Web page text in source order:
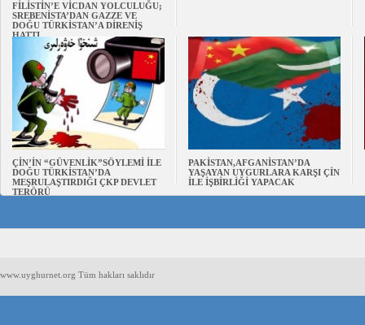
FİLİSTİN’E VİCDAN YOLCULUĞU;
SREBENİSTA’DAN GAZZE VE
DOĞU TÜRKİSTAN’A DİRENİŞ
HATTI
ÇİN’İN “GÜVENLİK”SÖYLEMİ İLE
DOĞU TÜRKİSTAN’DA
MEŞRULAŞTIRDIĞI ÇKP DEVLET
TERÖRÜ
PAKİSTAN,AFGANİSTAN’DA
YAŞAYAN UYGURLARA KARŞI ÇİN
İLE İŞBİRLİĞİ YAPACAK
www.uyghurnet.org Tüm hakları saklıdır